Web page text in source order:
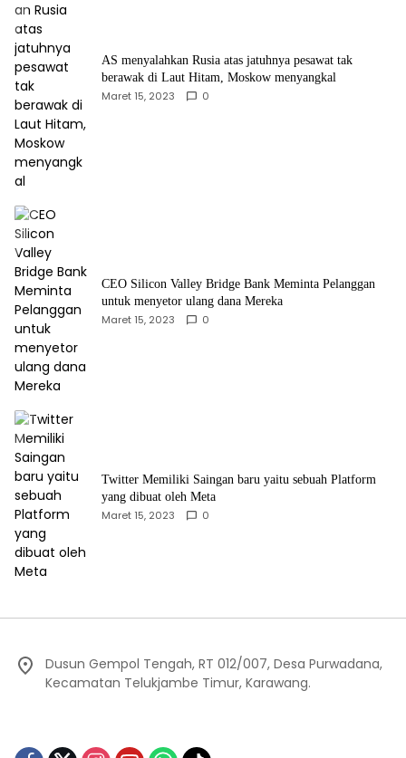
AS menyalahkan Rusia atas jatuhnya pesawat tak
berawak di Laut Hitam, Moskow menyangkal
Maret 15, 2023 0
CEO Silicon Valley Bridge Bank Meminta Pelanggan
untuk menyetor ulang dana Mereka
Maret 15, 2023 0
Twitter Memiliki Saingan baru yaitu sebuah Platform
yang dibuat oleh Meta
Maret 15, 2023 0
Dusun Gempol Tengah, RT 012/007, Desa Purwadana,
Kecamatan Telukjambe Timur, Karawang.